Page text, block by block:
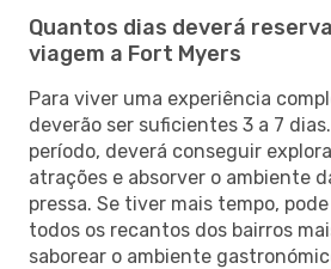
Quantos dias deverá
viagem a Fort Myers
Para viver uma experiência
deverão ser suficientes 3 a 7
período, deverá conseguir
atrações e absorver o ambiente
pressa. Se tiver mais tempo,
todos os recantos dos bairros
saborear o ambiente